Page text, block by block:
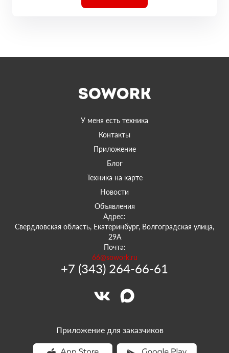
У меня есть техника
Контакты
Приложение
Блог
Техника на карте
Новости
Объявления
Адрес:
Свердловская область, Екатеринбург, Волгоградская улица,
29А
Почта:
66@sowork.ru
+7 (343) 264-66-61
Приложение для заказчиков